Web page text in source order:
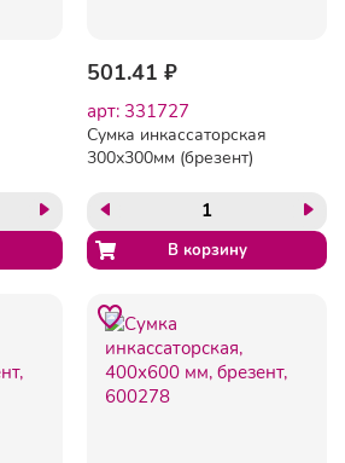
501.41 ₽
арт: 331727
Сумка инкассаторская
300х300мм (брезент)